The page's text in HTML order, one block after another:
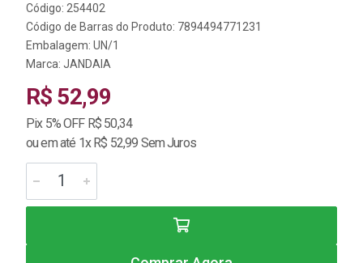
Código: 254402
Código de Barras do Produto: 7894494771231
Embalagem: UN/1
Marca: JANDAIA
R$ 52,99
Pix 5% OFF R$ 50,34
ou em até 1x R$ 52,99 Sem Juros